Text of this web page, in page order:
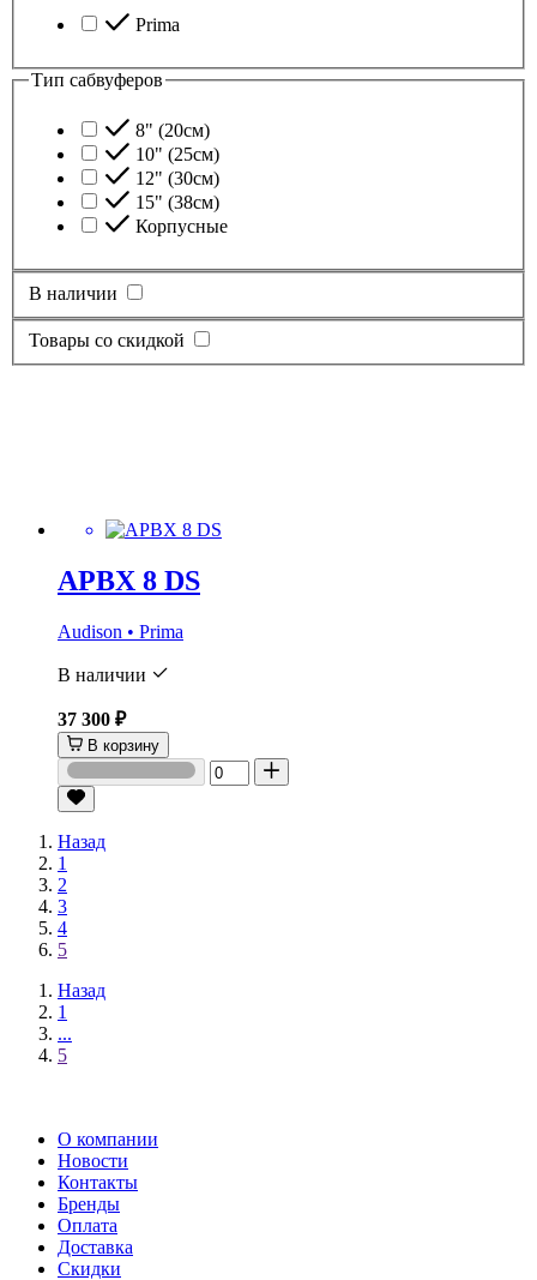
Prima
Тип сабвуферов
8" (20см)
10" (25см)
12" (30см)
15" (38см)
Корпусные
В наличии
Товары со скидкой
APBX 8 DS
Audison • Prima
В наличии
37 300 ₽
В корзину
Назад
1
2
3
4
5
Назад
1
...
5
О компании
Новости
Контакты
Бренды
Оплата
Доставка
Скидки